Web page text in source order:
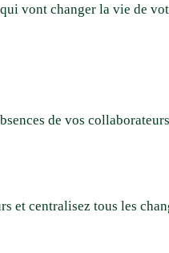
vont changer la vie de
de vos
et centralisez tous les